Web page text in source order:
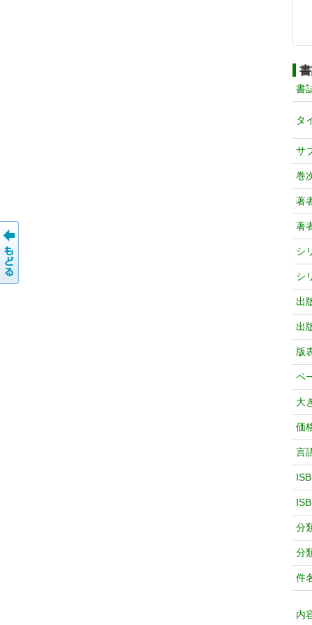
書
タ
サ
巻
著
著
シ
シ
出
出
版
ペ
大
価
言
分
分
件
内